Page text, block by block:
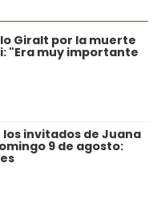
Giralt por la muerte
"Era muy importante
los invitados de Juana
9 de agosto: